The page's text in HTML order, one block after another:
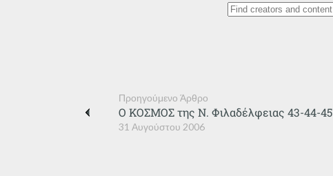
Προηγούμενο Άρθρο
31 Αυγούστου 2006
Ο ΚΟΣΜΟΣ της Ν. Φιλαδέλφειας 43-44-45